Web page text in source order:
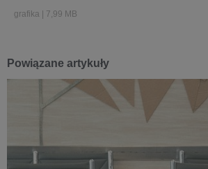
grafika 7,99 MB
Powiązane artykuły